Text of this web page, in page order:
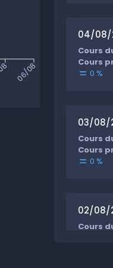
06/08
04/08/
Cours
Cours
0 %
03/08/
Cours
Cours
0 %
02/08/
Cours